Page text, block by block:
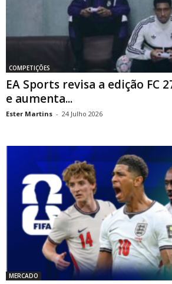
COMPETIÇÕES
EA Sports revisa a edição FC
e aumenta...
Ester Martins - 24 Julho 2026
MERCADO